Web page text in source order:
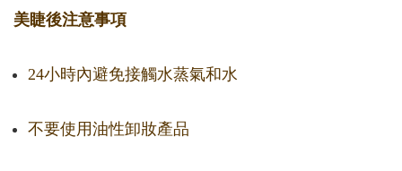
美睫後注意事項
24小時內避免接觸水蒸氣和水
不要使用油性卸妝產品